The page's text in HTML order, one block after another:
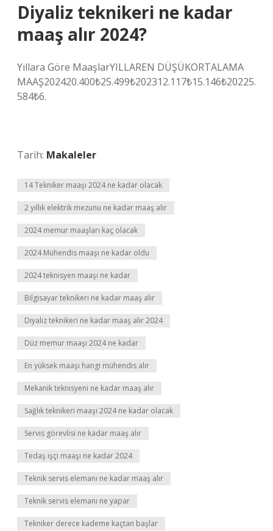
Diyaliz teknikeri ne kadar
maaş alır 2024?
Yıllara Göre MaaşlarYILLAREN DÜŞÜKORTALAMA
MAAŞ202420.400₺25.499₺202312.117₺15.146₺20225.
584₺6.
Tarih: Makaleler
14 Tekniker maaşı 2024 ne kadar olacak
2 yıllık elektrik mezunu ne kadar maaş alır
2024 memur maaşları kaç olacak
2024 Mühendis maaşı ne kadar oldu
2024 teknisyen maaşı ne kadar
Bilgisayar teknikeri ne kadar maaş alır
Diyaliz teknikeri ne kadar maaş alır 2024
Düz memur maaşı 2024 ne kadar
En yüksek maaşı hangi mühendis alır
Mekanik teknisyeni ne kadar maaş alır
Sağlık teknikeri maaşı 2024 ne kadar olacak
Servis görevlisi ne kadar maaş alır
Tedaş işçi maaşı ne kadar 2024
Teknik servis elemanı ne kadar maaş alır
Teknik servis elemanı ne yapar
Tekniker derece kademe kaçtan başlar